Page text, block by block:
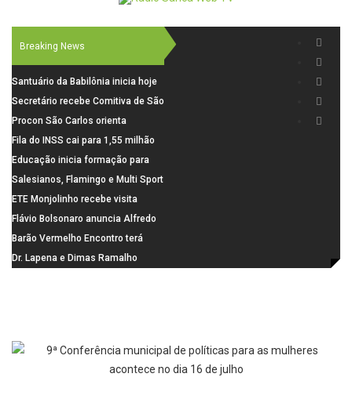
Breaking News
Santuário da Babilônia inicia hoje
(06), uma programação especial
para os seus 160 anos de história.
Secretário recebe Comitiva de São
Carlos para debater investimentos
em rodovias
Procon São Carlos orienta
consumidores sobre cuidados
nas compras para o Dia dos Pais
Fila do INSS cai para 1,55 milhão
em julho, com alta de 66,5% nos
pedidos negados em 2026
Educação inicia formação para
elaboração do novo Plano
Municipal
Salesianos, Flamingo e Multi Sport
vão representar São Carlos no
campeonato Estadual
ETE Monjolinho recebe visita
científica da FAPESP
Flávio Bolsonaro anuncia Alfredo
Gaspar, relator da comissão do
INSS, como vice
Barão Vermelho Encontro terá
data extra em Belo Horizonte
Dr. Lapena e Dimas Ramalho